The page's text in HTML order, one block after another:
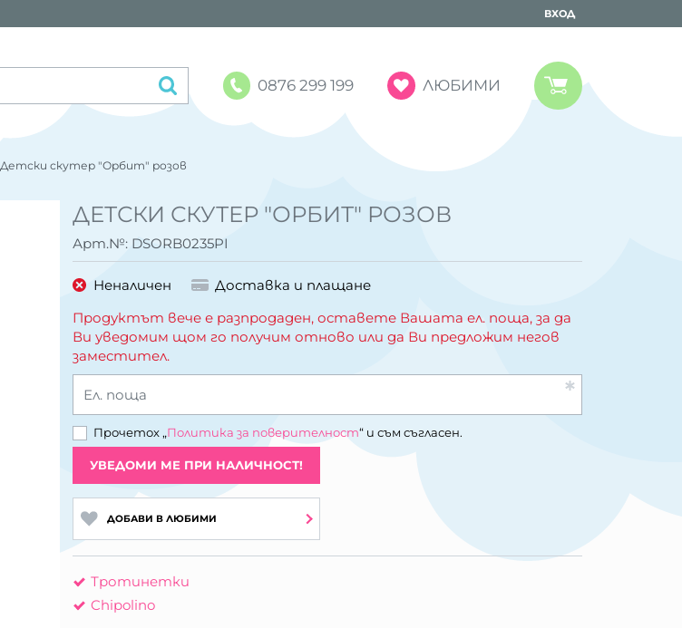
ВХОД
0876 299 199 ЛЮБИМИ
Детски скутер "Орбит" розов
ДЕТСКИ СКУТЕР "ОРБИТ" РОЗОВ
Арт.№: DSORB0235PI
Неналичен
Доставка и плащане
Продуктът вече е разпродаден, оставете Вашата ел. поща, за да
Ви уведомим щом го получим отново или да Ви предложим негов
заместител.
Ел. поща
Прочетох „Политика за поверителност“ и съм съгласен.
УВЕДОМИ МЕ ПРИ НАЛИЧНОСТ!
ДОБАВИ В ЛЮБИМИ
Тротинетки
Chipolino